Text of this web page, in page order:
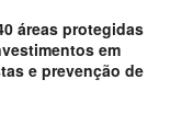
áreas protegidas
em
e prevenção de